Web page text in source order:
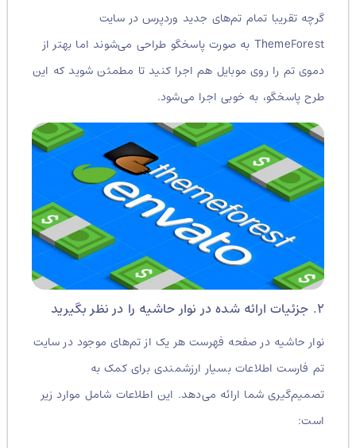
گرچه تقریبا تمام تم‌های جدید وردپرس در سایت
ThemeForest به صورت پاسخگو طراحی می‌شوند اما بهتر از
دموی تم را روی موبایل هم اجرا کنید تا مطمئن شوید که این
طرح پاسخگو، به خوبی اجرا می‌شود.
نوار حاشیه در صفحه فهرست هر یک از تم‌های موجود در سایت
تم فارست اطلاعات بسیار ارزشمندی برای کمک به
تصمیم‌گیری شما ارائه می‌دهد. این اطلاعات شامل موارد زیر
است: